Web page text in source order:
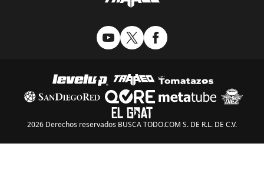
2026 Derechos reservados BUSCA TODO.COM S. DE R.L. DE C.V.